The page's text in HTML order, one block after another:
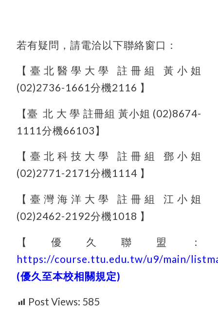
若有疑問，請電洽以下聯絡窗口：
【臺北醫學大學 註冊組 黃小姐
(02)2736-1661分機2116 】
【臺 北 大 學 註冊組 黃小姐 (02)8674-
1111分機66103】
【臺北科技大學 註冊組 鄧小姐
(02)2771-2171分機1114 】
【臺灣海洋大學 註冊組 江小姐
(02)2462-2192分機1018 】
【優久聯盟：
https://course.ttu.edu.tw/u9/main/
(優久至本校相關規定)
Post Views: 585